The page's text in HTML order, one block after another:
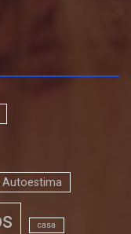
Autoestima
casa